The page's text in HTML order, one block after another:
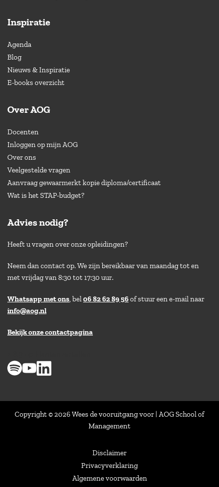
Inspiratie
Agenda
Blog
Nieuws & Inspiratie
E-books overzicht
Over AOG
Docenten
Inloggen op mijn AOG
Over ons
Veelgestelde vragen
Aanvraag gewaarmerkt kopie diploma/certificaat
Wat is het STAP-budget?
Advies nodig?
Heeft u vragen over onze opleidingen?
Neem dan contact op. We zijn bereikbaar van maandag tot en
met vrijdag van 8:30 tot 17:30 uur.
Whatsapp met ons, bel06 82 62 89 56of stuur een e-mail naar
info@aog.nl
Bekijk onze contactpagina
Copyright © 2026 Wees de vooruitgang voor | AOG School of
Management
Disclaimer
Privacyverklaring
Algemene voorwaarden